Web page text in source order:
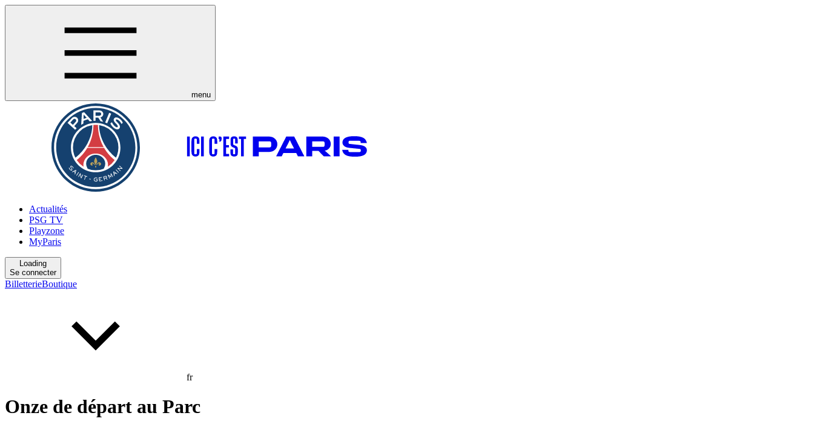
menu
Actualités
PSG TV
Playzone
MyParis
Loading
Se connecter
BilletterieBoutique
fr
Onze de départ au Parc